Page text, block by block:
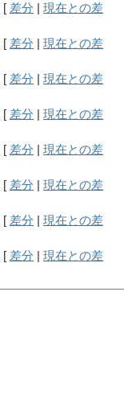
[ 差分 | 現在との差
[ 差分 | 現在との差
[ 差分 | 現在との差
[ 差分 | 現在との差
[ 差分 | 現在との差
[ 差分 | 現在との差
[ 差分 | 現在との差
[ 差分 | 現在との差